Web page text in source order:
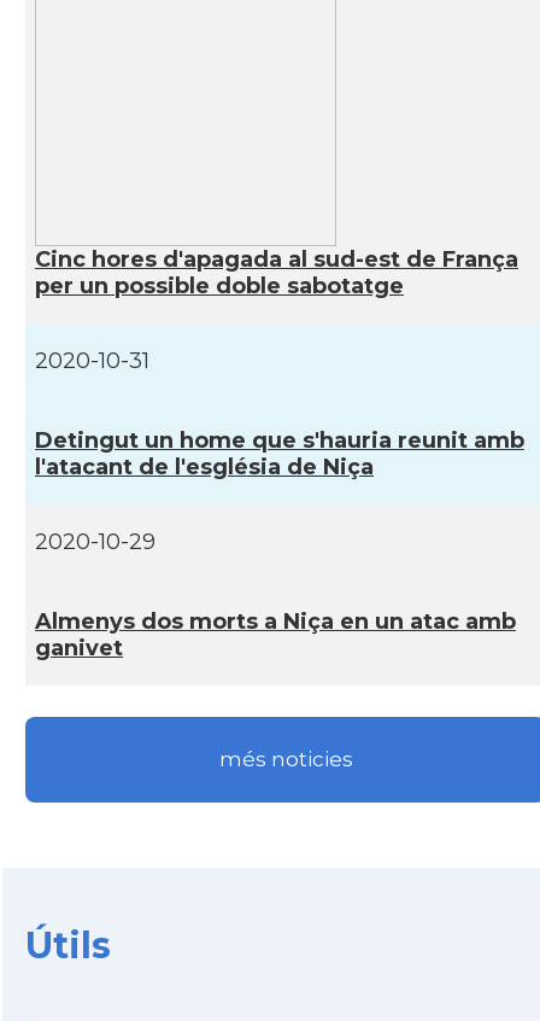
Casal Casal Català de Tolosa de Llenguadoc
Casal
Casal Centre Català d'Occitània
Consolat Consolat general a Bayonne
Consolat
Cinc hores d'apagada al sud-est de França
per un possible doble sabotatge
2020-10-31
Detingut un home que s'hauria reunit amb
l'atacant de l'església de Niça
2020-10-29
Almenys dos morts a Niça en un atac amb
ganivet
més noticies
Útils